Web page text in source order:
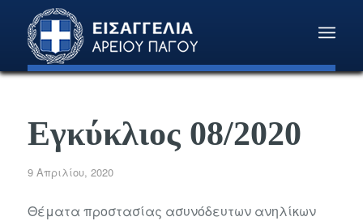
Εγκύκλιος 08/2020
9 Απριλίου, 2020
Θέματα προστασίας ασυνόδευτων ανηλίκων